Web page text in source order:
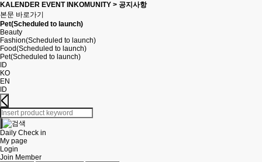
KALENDER EVENT INKOMUNITY > 공지사항
본문 바로가기
Pet(Scheduled to launch)
Beauty
Fashion(Scheduled to launch)
Food(Scheduled to launch)
Pet(Scheduled to launch)
ID
KO
EN
ID
Daily Check in
My page
Login
Join Member